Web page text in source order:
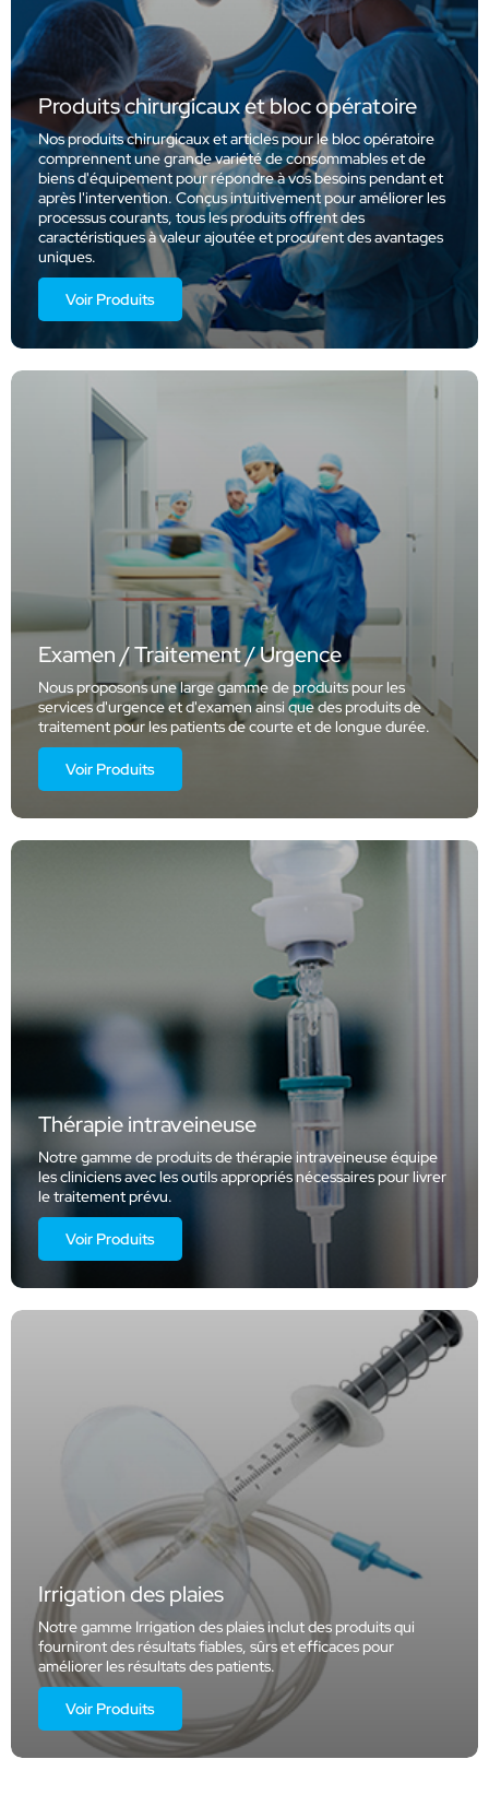
Produits chirurgicaux et bloc opératoire
Nos produits chirurgicaux et articles pour le bloc opératoire
comprennent une grande variété de consommables et de
biens d'équipement pour répondre à vos besoins pendant et
après l'intervention. Conçus intuitivement pour améliorer les
processus courants, tous les produits offrent des
caractéristiques à valeur ajoutée et procurent des avantages
uniques.
Voir Produits
Examen / Traitement / Urgence
Nous proposons une large gamme de produits pour les
services d'urgence et d'examen ainsi que des produits de
traitement pour les patients de courte et de longue durée.
Voir Produits
Thérapie intraveineuse
Notre gamme de produits de thérapie intraveineuse équipe
les cliniciens avec les outils appropriés nécessaires pour livrer
le traitement prévu.
Voir Produits
Irrigation des plaies
Notre gamme Irrigation des plaies inclut des produits qui
fourniront des résultats fiables, sûrs et efficaces pour
améliorer les résultats des patients.
Voir Produits